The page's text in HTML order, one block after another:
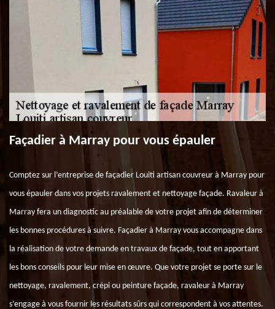
Façadier à Marray pour vous épauler
Comptez sur l’entreprise de façadier Louiti artisan couvreur à Marray pour
vous épauler dans vos projets ravalement et nettoyage façade. Ravaleur à
Marray fera un diagnostic au préalable de votre projet afin de déterminer
les bonnes procédures à suivre. Façadier à Marray vous accompagne dans
la réalisation de votre demande en travaux de façade, tout en apportant
les bons conseils pour leur mise en œuvre. Que votre projet se porte sur le
nettoyage, ravalement, crépi ou peinture façade, ravaleur à Marray
s’engage à vous fournir les résultats sûrs qui correspondent à vos attentes.